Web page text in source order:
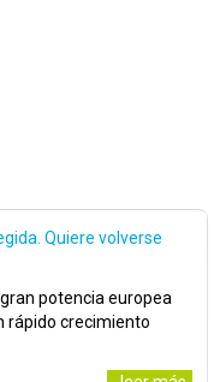
Quiere volverse
potencia europea
rápido crecimiento